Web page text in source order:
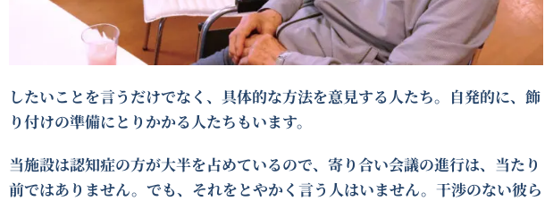
したいことを言うだけでなく、具体的な方法を意見する人たち。自発的に、飾
り付けの準備にとりかかる人たちもいます。
当施設は認知症の方が大半を占めているので、寄り合い会議の進行は、当たり
前ではありません。でも、それをとやかく言う人はいません。干渉のない彼ら